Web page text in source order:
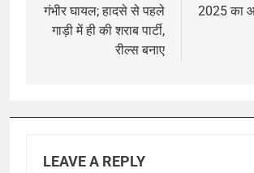
गंभीर घायल; हादसे से पहले
गाड़ी में ही की शराब पार्टी,
रील्स बनाए
2025 का
LEAVE A REPLY